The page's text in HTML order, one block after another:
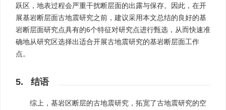
跃区，地表过程会严重干扰断层面的出露与保存。因此，在开
展基岩断层面古地震研究之前，建议采用本文总结的良好的基
岩断层面研究点具有的6个特征对研究点进行甄选，从而快速准
确地从研究区选择出适合开展古地震研究的基岩断层面工作
点。
5. 结语
综上，基岩区断层的古地震研究，拓宽了古地震研究的空